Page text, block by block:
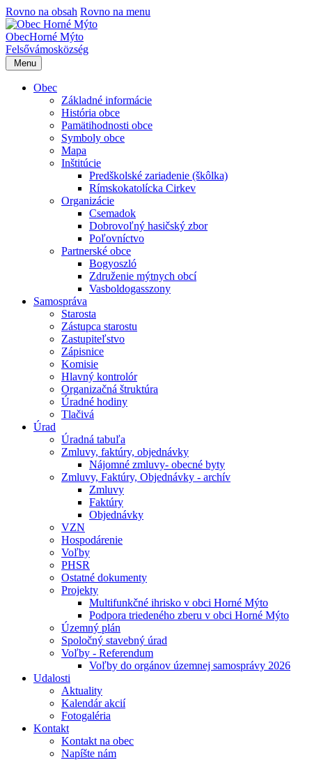
Rovno na obsah Rovno na menu
ObecHorné Mýto
Felsővámosközség
Menu
Obec
Základné informácie
História obce
Pamätihodnosti obce
Symboly obce
Mapa
Inštitúcie
Predškolské zariadenie (škôlka)
Rímskokatolícka Cirkev
Organizácie
Csemadok
Dobrovoľný hasičský zbor
Poľovníctvo
Partnerské obce
Bogyoszló
Združenie mýtnych obcí
Vasboldogasszony
Samospráva
Starosta
Zástupca starostu
Zastupiteľstvo
Zápisnice
Komisie
Hlavný kontrolór
Organizačná štruktúra
Úradné hodiny
Tlačivá
Úrad
Úradná tabuľa
Zmluvy, faktúry, objednávky
Nájomné zmluvy- obecné byty
Zmluvy, Faktúry, Objednávky - archív
Zmluvy
Faktúry
Objednávky
VZN
Hospodárenie
Voľby
PHSR
Ostatné dokumenty
Projekty
Multifunkčné ihrisko v obci Horné Mýto
Podpora triedeného zberu v obci Horné Mýto
Územný plán
Spoločný stavebný úrad
Voľby - Referendum
Voľby do orgánov územnej samosprávy 2026
Udalosti
Aktuality
Kalendár akcií
Fotogaléria
Kontakt
Kontakt na obec
Napíšte nám